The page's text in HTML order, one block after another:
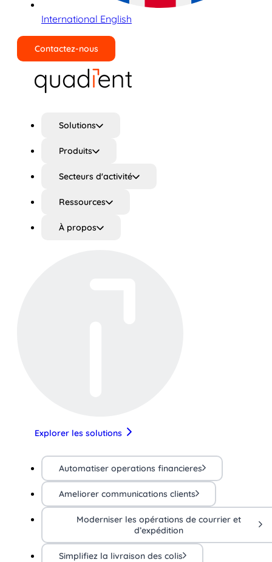
International English
Contactez-nous
Solutions
Produits
Secteurs d'activité
Ressources
À propos
Explorer les solutions
Automatiser operations financieres
Ameliorer communications clients
Moderniser les opérations de courrier et
d’expédition
Simplifiez la livraison des colis